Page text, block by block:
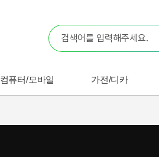
컴퓨터/모바일 가전/디카